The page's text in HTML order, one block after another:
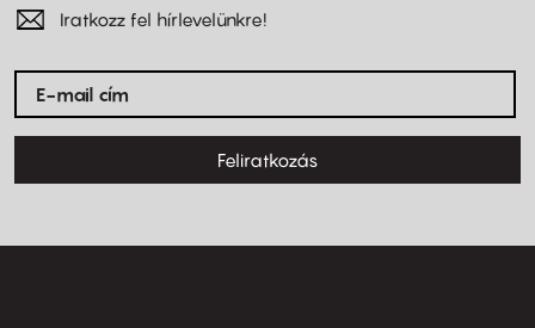
Iratkozz fel hírlevelünkre!
Feliratkozás